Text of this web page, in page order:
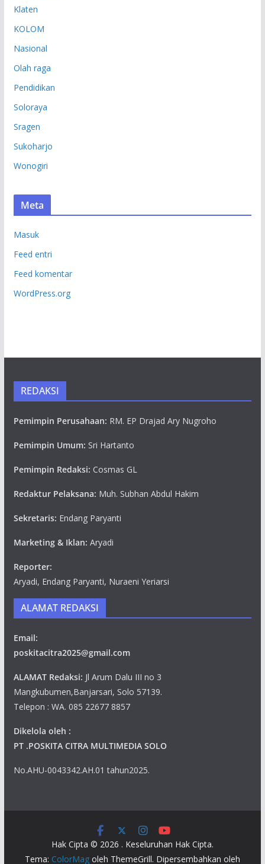
Klaten
KOLOM
Nasional
Olah raga
Pendidikan
Soloraya
Sragen
Sukoharjo
Wonogiri
Meta
Masuk
Feed entri
Feed komentar
WordPress.org
REDAKSI
Pemimpin Perusahaan: RM. EP Drajad Ary Nugroho
Pemimpin Umum: Sri Hartanto
Pemimpin Redaksi: Cosmas GL
Redaktur Pelaksana: Muh. Subhan Abdul Hakim
Sekretaris: Endang Paryanti
Marketing & Iklan: Aryadi
Reporter:
Aryadi, Endang Paryanti, Nuraeni Yeriarsi
ALAMAT REDAKSI
Email:
poskitacitra2025@gmail.com
ALAMAT Redaksi: Jl Arum Dalu III no 3
Mangkubumen,Banjarsari, Solo 57139.
Telepon : WA. 085 22677 8857
Dikelola oleh :
PT .POSKITA CITRA MULTIMEDIA SOLO
No.AHU-0043342.AH.01 tahun2025.
Hak Cipta © 2026 . Keseluruhan Hak Cipta.
Tema: ColorMagoleh ThemeGrill. Dipersembahkan oleh